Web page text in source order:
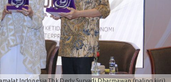
Indonesia Tbk Dedy Suryadi Dharmawan (paling kiri).